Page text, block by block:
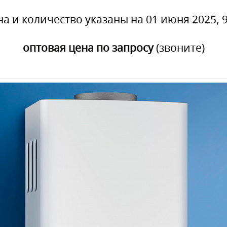
и количество указаны на 01 июня 2025,
оптовая цена по запросу(звоните)